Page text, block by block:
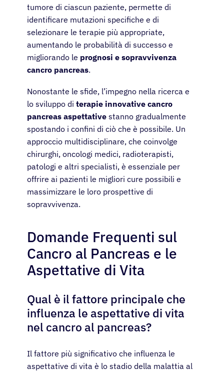
tumore di ciascun paziente, permette di
identificare mutazioni specifiche e di
selezionare le terapie più appropriate,
aumentando le probabilità di successo e
migliorando le prognosi e sopravvivenza
cancro pancreas.
Nonostante le sfide, l’impegno nella ricerca e
lo sviluppo di terapie innovative cancro
pancreas aspettative stanno gradualmente
spostando i confini di ciò che è possibile. Un
approccio multidisciplinare, che coinvolge
chirurghi, oncologi medici, radioterapisti,
patologi e altri specialisti, è essenziale per
offrire ai pazienti le migliori cure possibili e
massimizzare le loro prospettive di
sopravvivenza.
Domande Frequenti sul
Cancro al Pancreas e le
Aspettative di Vita
Qual è il fattore principale che
influenza le aspettative di vita
nel cancro al pancreas?
Il fattore più significativo che influenza le
aspettative di vita è lo stadio della malattia al